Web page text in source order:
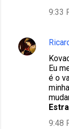
9:33
Eu
é o
9:48